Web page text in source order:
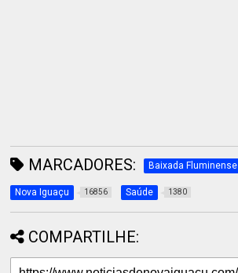
MARCADORES: Baixada Fluminense
Nova Iguaçu 16856 Saúde 1380
COMPARTILHE: